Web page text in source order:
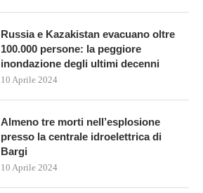
Russia e Kazakistan evacuano oltre
100.000 persone: la peggiore
inondazione degli ultimi decenni
10 Aprile 2024
Almeno tre morti nell’esplosione
presso la centrale idroelettrica di
Bargi
10 Aprile 2024